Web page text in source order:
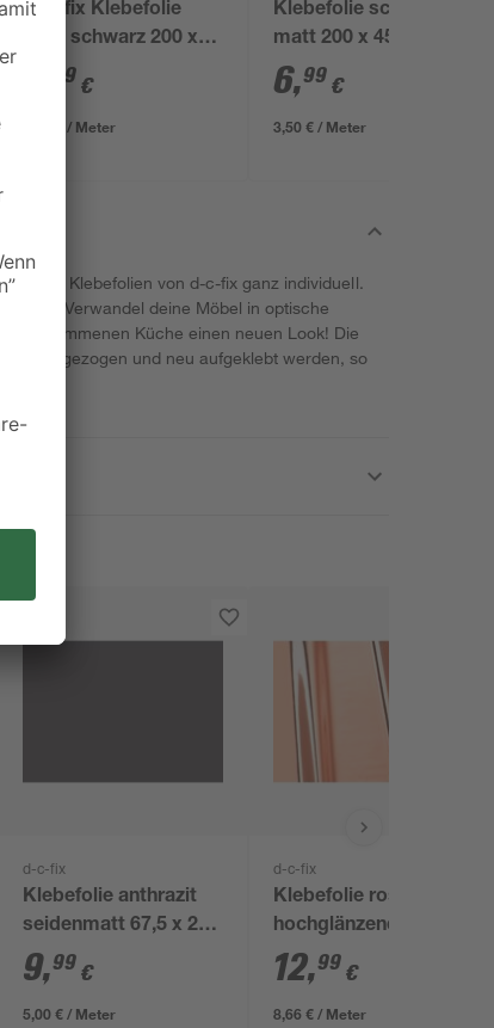
D-c-fix Klebefolie
matt schwarz 200 x
67,5 cm
99 €
5,00 € / Meter
Klebefolie schwarz
matt 200 x 45 cm
6,99 €
3,50 € / Meter
Klebefolien von d-c-fix ganz individuell.
zu. Verwandel deine Möbel in optische
gekommenen Küche einen neuen Look! Die
abgezogen und neu aufgeklebt werden, so
d-c-fix
Klebefolie anthrazit
seidenmatt 67,5 x 200
cm
9,99 €
5,00 € / Meter
d-c-fix
Klebefolie roségold
hochglänzend 45 x
150 cm
12,99 €
8,66 € / Meter